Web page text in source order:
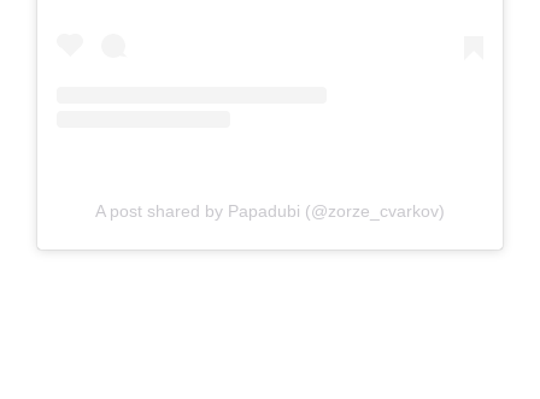
A post shared by Papadubi (@zorze_cvarkov)